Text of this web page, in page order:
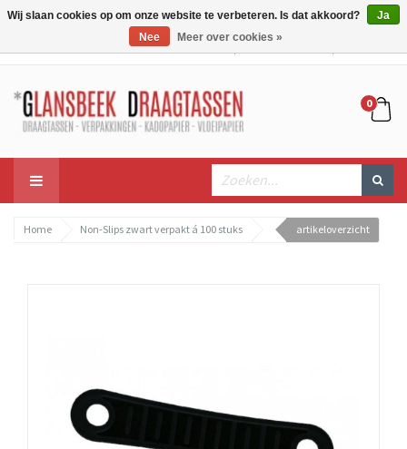
0
Home Non-Slips zwart verpakt á 100 stuks artikeloverzicht
Wij slaan cookies op om onze website te verbeteren. Is dat akkoord?
Ja
Nee
Meer over cookies »